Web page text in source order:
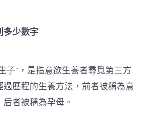
多少數字
子”，是指意欲生養者尋覓第三方
歷程的生養方法，前者被稱為意
者被稱為孕母。